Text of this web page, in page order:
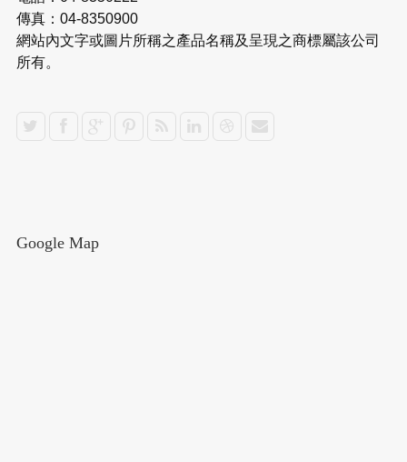
傳真：04-8350900
網站內文字或圖片所稱之產品名稱及呈現之商標屬該公司
所有。
Google Map